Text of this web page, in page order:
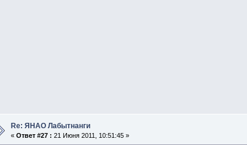
Re: ЯНАО Лабытнанги
« Ответ #27 : 21 Июня 2011, 10:51:45 »